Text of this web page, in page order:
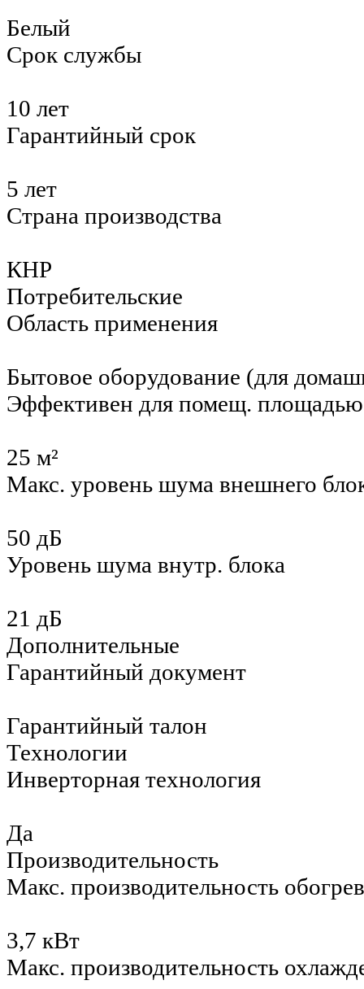
Белый
Срок службы
10 лет
Гарантийный срок
5 лет
Страна производства
КНР
Потребительские
Область применения
Бытовое оборудование (для
Эффективен для помещ.
25 м²
Макс. уровень шума внешнего
50 дБ
Уровень шума внутр. блока
21 дБ
Дополнительные
Гарантийный документ
Гарантийный талон
Технологии
Инверторная технология
Да
Производительность
Макс. производительность
3,7 кВт
Макс. производительность